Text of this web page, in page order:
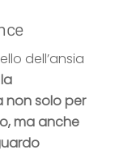
dell’ansia
non solo per
ma anche